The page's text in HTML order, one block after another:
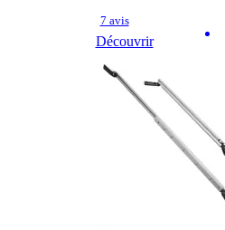
7 avis
Découvrir